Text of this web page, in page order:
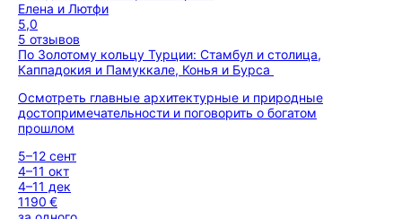
Елена и Лютфи
5,0
5 отзывов
По Золотому кольцу Турции: Стамбул и столица,
Каппадокия и Памуккале, Конья и Бурса
Осмотреть главные архитектурные и природные
достопримечательности и поговорить о богатом
прошлом
5–12 сент
4–11 окт
4–11 дек
1190 €